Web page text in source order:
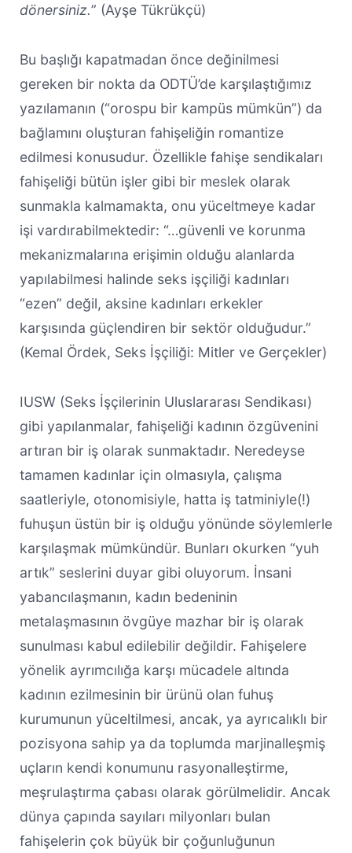
dönersiniz.” (Ayşe Tükrükçü)
Bu başlığı kapatmadan önce değinilmesi
gereken bir nokta da ODTÜ’de karşılaştığımız
yazılamanın (“orospu bir kampüs mümkün”) da
bağlamını oluşturan fahişeliğin romantize
edilmesi konusudur. Özellikle fahişe sendikaları
fahişeliği bütün işler gibi bir meslek olarak
sunmakla kalmamakta, onu yüceltmeye kadar
işi vardırabilmektedir: “…güvenli ve korunma
mekanizmalarına erişimin olduğu alanlarda
yapılabilmesi halinde seks işçiliği kadınları
“ezen” değil, aksine kadınları erkekler
karşısında güçlendiren bir sektör olduğudur.”
(Kemal Ördek, Seks İşçiliği: Mitler ve Gerçekler)
IUSW (Seks İşçilerinin Uluslararası Sendikası)
gibi yapılanmalar, fahişeliği kadının özgüvenini
artıran bir iş olarak sunmaktadır. Neredeyse
tamamen kadınlar için olmasıyla, çalışma
saatleriyle, otonomisiyle, hatta iş tatminiyle(!)
fuhuşun üstün bir iş olduğu yönünde söylemlerle
karşılaşmak mümkündür. Bunları okurken “yuh
artık” seslerini duyar gibi oluyorum. İnsani
yabancılaşmanın, kadın bedeninin
metalaşmasının övgüye mazhar bir iş olarak
sunulması kabul edilebilir değildir. Fahişelere
yönelik ayrımcılığa karşı mücadele altında
kadının ezilmesinin bir ürünü olan fuhuş
kurumunun yüceltilmesi, ancak, ya ayrıcalıklı bir
pozisyona sahip ya da toplumda marjinalleşmiş
uçların kendi konumunu rasyonalleştirme,
meşrulaştırma çabası olarak görülmelidir. Ancak
dünya çapında sayıları milyonları bulan
fahişelerin çok büyük bir çoğunluğunun